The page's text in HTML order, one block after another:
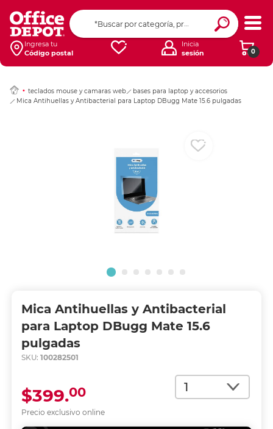
Ingresa tu
Código postal
0
Inicia
sesión
teclados mouse y camaras web
bases para laptop y accesorios
Mica Antihuellas y Antibacterial para Laptop DBugg Mate 15.6 pulgadas
Mica Antihuellas y Antibacterial
para Laptop DBugg Mate 15.6
pulgadas
SKU: 100282501
Cantidad
Precio exclusivo online
$399.00
Ingresar Codigo